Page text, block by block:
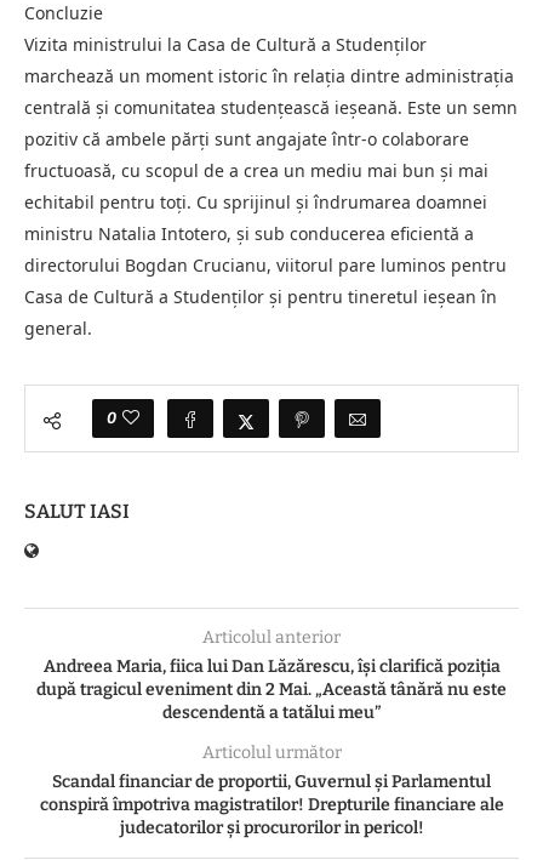
Concluzie
Vizita ministrului la Casa de Cultură a Studenților
marchează un moment istoric în relația dintre administrația
centrală și comunitatea studențească ieșeană. Este un semn
pozitiv că ambele părți sunt angajate într-o colaborare
fructuoasă, cu scopul de a crea un mediu mai bun și mai
echitabil pentru toți. Cu sprijinul și îndrumarea doamnei
ministru Natalia Intotero, și sub conducerea eficientă a
directorului Bogdan Crucianu, viitorul pare luminos pentru
Casa de Cultură a Studenților și pentru tineretul ieșean în
general.
0
SALUT IASI
Articolul anterior
Andreea Maria, fiica lui Dan Lăzărescu, își clarifică poziția
după tragicul eveniment din 2 Mai. „Această tânără nu este
descendentă a tatălui meu”
Articolul următor
Scandal financiar de proportii, Guvernul și Parlamentul
conspiră împotriva magistratilor! Drepturile financiare ale
judecatorilor și procurorilor in pericol!